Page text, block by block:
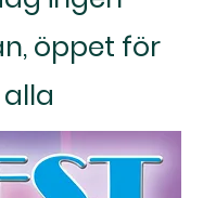
öppet för
alla